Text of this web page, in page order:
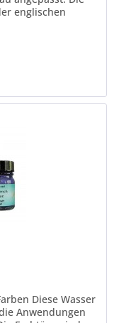
englischen
Diese Wasser
Anwendungen